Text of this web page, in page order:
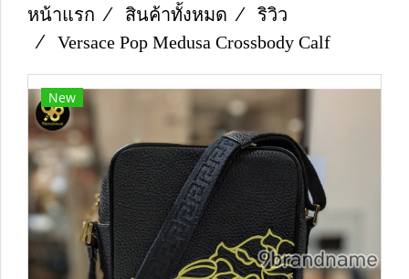
หน้าแรก สินค้าทั้งหมด
ริวิว
Versace Pop Medusa Crossbody Calf
New